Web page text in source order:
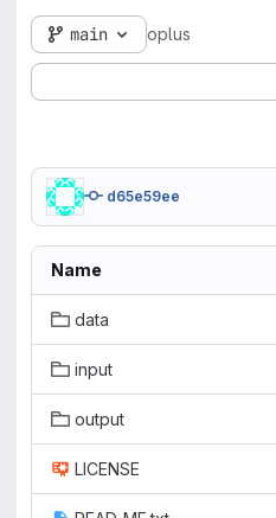
main oplus
d65e59ee
Name
data
input
output
LICENSE